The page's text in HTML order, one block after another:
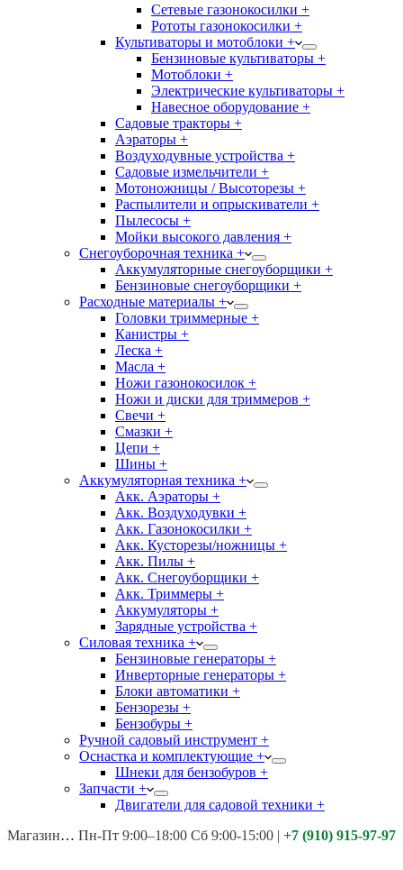
Сетевые газонокосилки +
Рототы газонокосилки +
Культиваторы и мотоблоки +
Бензиновые культиваторы +
Мотоблоки +
Электрические культиваторы +
Навесное оборудование +
Садовые тракторы +
Аэраторы +
Воздуходувные устройства +
Садовые измельчители +
Мотоножницы / Высоторезы +
Распылители и опрыскиватели +
Пылесосы +
Мойки высокого давления +
Снегоуборочная техника +
Аккумуляторные снегоуборщики +
Бензиновые снегоуборщики +
Расходные материалы +
Головки триммерные +
Канистры +
Леска +
Масла +
Ножи газонокосилок +
Ножи и диски для триммеров +
Свечи +
Смазки +
Цепи +
Шины +
Аккумуляторная техника +
Акк. Аэраторы +
Акк. Воздуходувки +
Акк. Газонокосилки +
Акк. Кусторезы/ножницы +
Акк. Пилы +
Акк. Снегоуборщики +
Акк. Триммеры +
Аккумуляторы +
Зарядные устройства +
Силовая техника +
Бензиновые генераторы +
Инверторные генераторы +
Блоки автоматики +
Бензорезы +
Бензобуры +
Ручной садовый инструмент +
Оснастка и комплектующие +
Шнеки для бензобуров +
Запчасти +
Двигатели для садовой техники +
Магазины: Калуга ул. Московская д.113
Пн-Пт 9:00–18:00 Сб 9:00-15:00 | +7 (910) 915-97-97